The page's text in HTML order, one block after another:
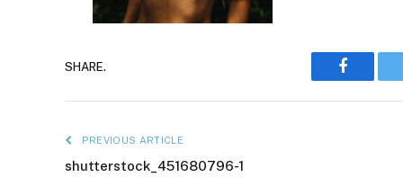
SHARE.
PREVIOUS ARTICLE
shutterstock_451680796-1